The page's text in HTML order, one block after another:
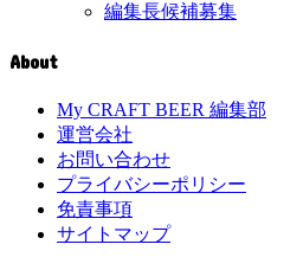
編集長候補募集
About
My CRAFT BEER 編集部
運営会社
お問い合わせ
プライバシーポリシー
免責事項
サイトマップ